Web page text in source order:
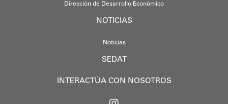
Dirección de Desarrollo Económico
NOTICIAS
Noticias
SEDAT
INTERACTÚA CON NOSOTROS